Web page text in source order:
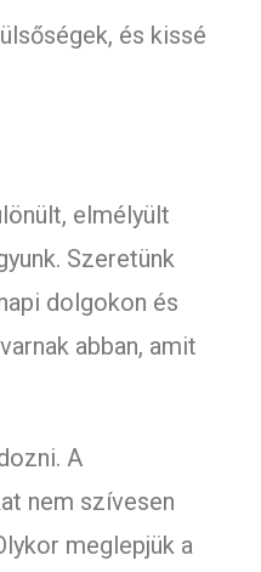
és kissé
elmélyült
Szeretünk
dolgokon és
abban, amit
A
nem szívesen
meglepjük a